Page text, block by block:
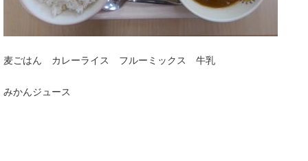
麦ごはん カレーライス フルーミックス 牛乳
みかんジュース